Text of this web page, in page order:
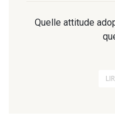
Quelle attitude